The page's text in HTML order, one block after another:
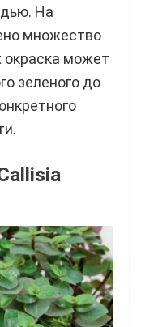
На
множество
окраска может
зеленого до